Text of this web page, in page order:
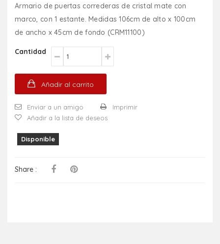
Armario de puertas correderas de cristal mate con
marco, con 1 estante. Medidas 106cm de alto x 100cm
de ancho x 45cm de fondo (CRM11100)
Cantidad
Añadir al carrito
Enviar a un amigo
Imprimir
Añadir a la lista de deseos
Disponible
Share :